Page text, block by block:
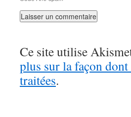
Ce site utilise
plus sur la façon
traitées.